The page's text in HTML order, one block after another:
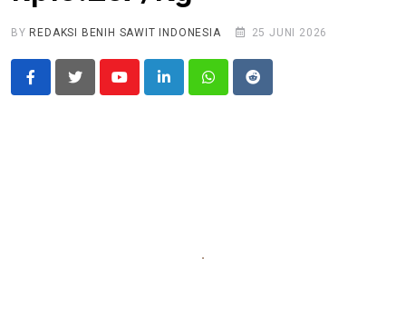
BY REDAKSI BENIH SAWIT INDONESIA 25 JUNI 2026
YoutubeLinkedInWhatsappReddit